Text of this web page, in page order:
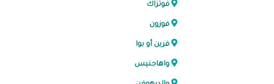
فوتزاك
فوزون
فرين أو بوا
واهاجنيس